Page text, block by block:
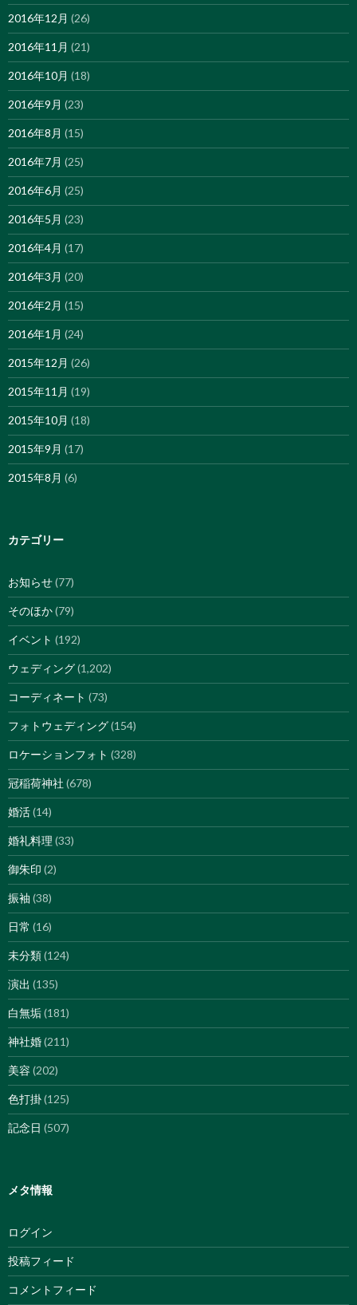
2016年12月 (26)
2016年11月 (21)
2016年10月 (18)
2016年9月 (23)
2016年8月 (15)
2016年7月 (25)
2016年6月 (25)
2016年5月 (23)
2016年4月 (17)
2016年3月 (20)
2016年2月 (15)
2016年1月 (24)
2015年12月 (26)
2015年11月 (19)
2015年10月 (18)
2015年9月 (17)
2015年8月 (6)
カテゴリー
お知らせ(77)
そのほか(79)
イベント (192)
ウェディング(1,202)
コーディネート (73)
フォトウェディング(154)
ロケーションフォト (328)
冠稲荷神社 (678)
婚活(14)
婚礼料理 (33)
御朱印 (2)
振袖 (38)
日常 (16)
未分類(124)
演出 (135)
白無垢(181)
神社婚(211)
美容 (202)
色打掛(125)
記念日 (507)
メタ情報
ログイン
投稿フィード
コメントフィード